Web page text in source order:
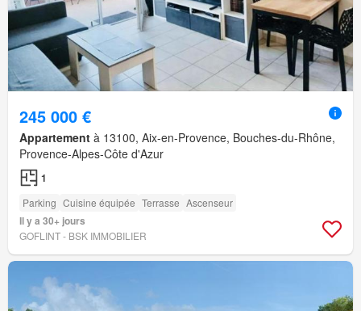
245 000 €
Appartement à 13100, Aix-en-Provence, Bouches-du-Rhône,
Provence-Alpes-Côte d'Azur
1
Parking Cuisine équipée Terrasse Ascenseur
Il y a 30+ jours
GOFLINT - BSK IMMOBILIER